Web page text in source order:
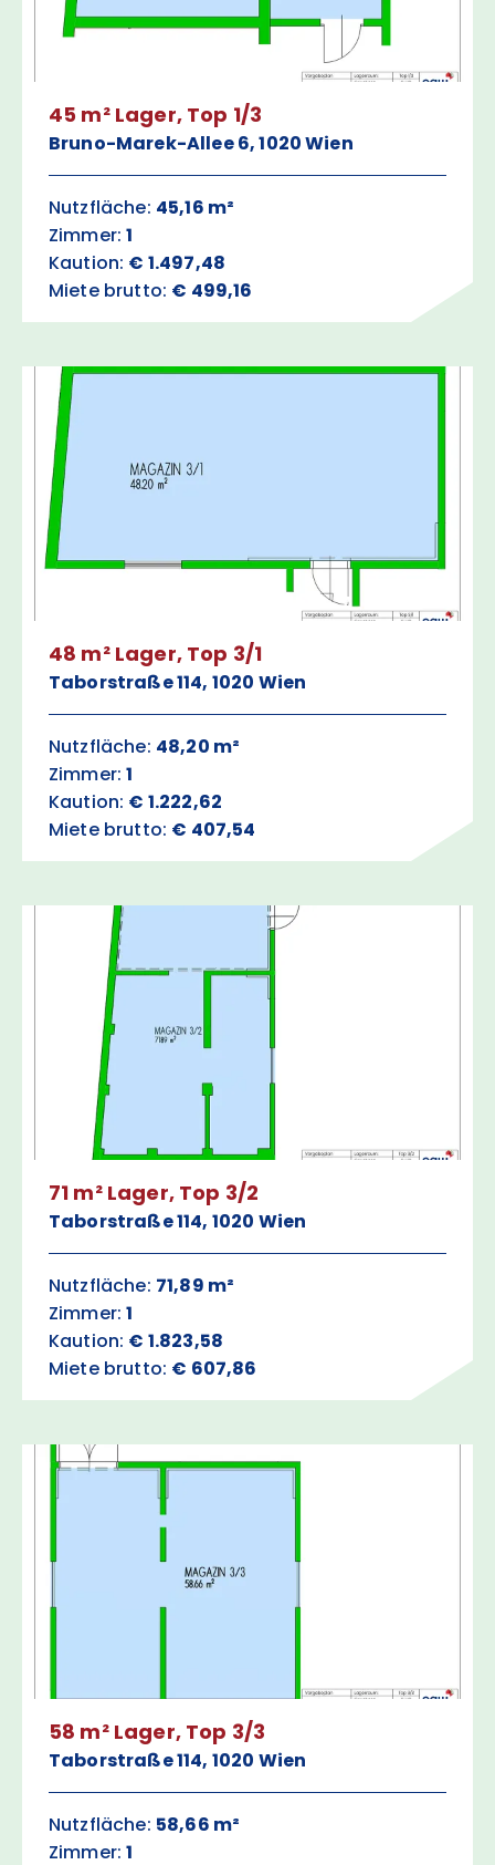
45 m² Lager, Top 1/3
Bruno-Marek-Allee 6, 1020 Wien
Nutzfläche: 45,16 m²
Zimmer:1
Kaution: € 1.497,48
Miete brutto: € 499,16
48 m² Lager, Top 3/1
Taborstraße 114, 1020 Wien
Nutzfläche: 48,20 m²
Zimmer:1
Kaution: € 1.222,62
Miete brutto: € 407,54
71 m² Lager, Top 3/2
Taborstraße 114, 1020 Wien
Nutzfläche: 71,89 m²
Zimmer:1
Kaution: € 1.823,58
Miete brutto: € 607,86
58 m² Lager, Top 3/3
Taborstraße 114, 1020 Wien
Nutzfläche: 58,66 m²
Zimmer:1